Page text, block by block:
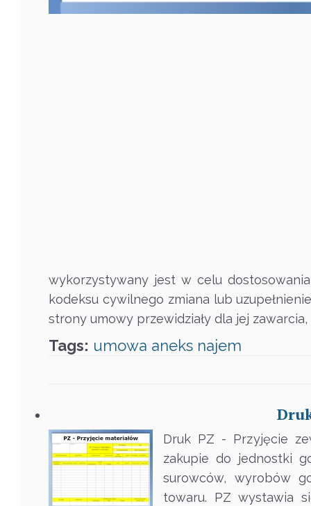
wykorzystywany jest w celu
kodeksu cywilnego zmiana lub
strony umowy przewidziały dla jej zawarcia,
Tags: umowa aneks najem
Druk PZ - Przyjęcie
zakupie do jednostki
surowców, wyrobów
towaru. PZ wystawia